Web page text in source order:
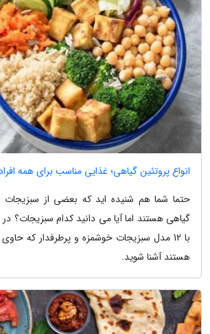
انواع پروتئین گیاهی؛ غذایی مناسب برای همه
حتما شما هم شنیده اید که بعضی از سبزیجات
گیاهی هستند اما آیا می دانید کدام سبزیجات؟
با 12 مدل سبزیجات خوشمزه و پرطرفدار که
هستند آشنا شوید.